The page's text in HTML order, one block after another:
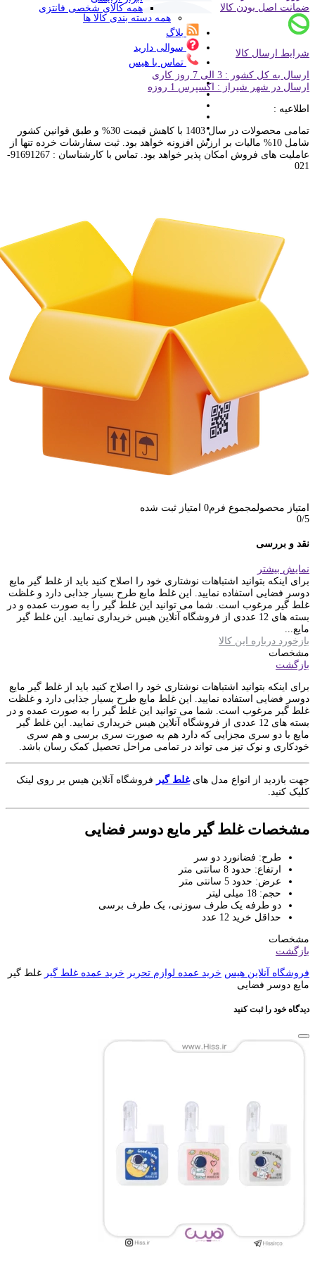
همه کالای شخصی فانتزی
همه دسته بندی کالا ها
بلاگ
سوالی دارید
تماس با هیس
ضمانت اصل بودن کالا
شرایط ارسال کالا
ارسال به کل کشور : 3 الی 7 روز کاری
ارسال در شهر شیراز : اکسپرس 1 روزه
اطلاعیه :
تمامی محصولات در سال 1403 با کاهش قیمت 30% و طبق قوانین کشور
شامل 10% مالیات بر ارزش افزونه خواهد بود. ثبت سفارشات خرده تنها از
عاملیت های فروش امکان پذیر خواهد بود. تماس با کارشناسان : 91691267-
021
امتیاز محصولمجموع فرم0 امتیاز ثبت شده
0/5
نقد و بررسی
نمایش بیشتر
برای اینکه بتوانید اشتباهات نوشتاری خود را اصلاح کنید باید از غلط گیر مایع
دوسر فضایی استفاده نمایید. این غلط مایع طرح بسیار جذابی دارد و غلظت
غلط گیر مرغوب است. شما می توانید این غلط گیر را به صورت عمده و در
بسته های 12 عددی از فروشگاه آنلاین هیس خریداری نمایید. این غلط گیر
مایع...
بازخورد درباره این کالا
مشخصات
بازگشت
برای اینکه بتوانید اشتباهات نوشتاری خود را اصلاح کنید باید از غلط گیر مایع
دوسر فضایی استفاده نمایید. این غلط مایع طرح بسیار جذابی دارد و غلظت
غلط گیر مرغوب است. شما می توانید این غلط گیر را به صورت عمده و در
بسته های 12 عددی از فروشگاه آنلاین هیس خریداری نمایید. این غلط گیر
مایع با دو سری مجزایی که دارد هم به صورت سری برسی و هم سری
خودکاری و نوک تیز می تواند در تمامی مراحل تحصیل کمک رسان باشد.
جهت بازدید از انواع مدل هایغلط گیر فروشگاه آنلاین هیس بر روی لینک
کلیک کنید.
مشخصات غلط گیر مایع دوسر فضایی
طرح: فضانورد دو سر
ارتفاع: حدود 8 سانتی متر
عرض: حدود 5 سانتی متر
حجم: 18 میلی لیتر
دو طرفه یک طرف سوزنی، یک طرف برسی
حداقل خرید 12 عدد
مشخصات
بازگشت
فروشگاه آنلاین هیس خرید عمده لوازم تحریر خرید عمده غلط گیر غلط گیر
مایع دوسر فضایی
دیدگاه خود را ثبت کنید